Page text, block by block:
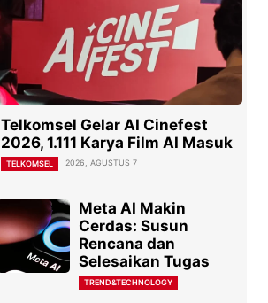
Telkomsel Gelar AI Cinefest
2026, 1.111 Karya Film AI Masuk
TELKOMSEL 2026, AGUSTUS 7
Meta AI Makin
Cerdas: Susun
Rencana dan
Selesaikan Tugas
TREND&TECHNOLOGY